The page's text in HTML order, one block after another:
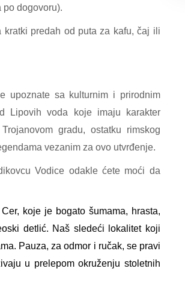
po dogovoru).
predah od puta za kafu, čaj ili
upoznate sa kulturnim i prirodnim
Lipovih voda koje imaju karakter
gradu, ostatku rimskog
vezanim za ovo utvrđenje.
Vodice odakle ćete moći da
koje je bogato šumama, hrasta,
detlić. Naš sledeći lokalitet koji
Pauza, za odmor i ručak, se pravi
u prelepom okruženju stoletnih